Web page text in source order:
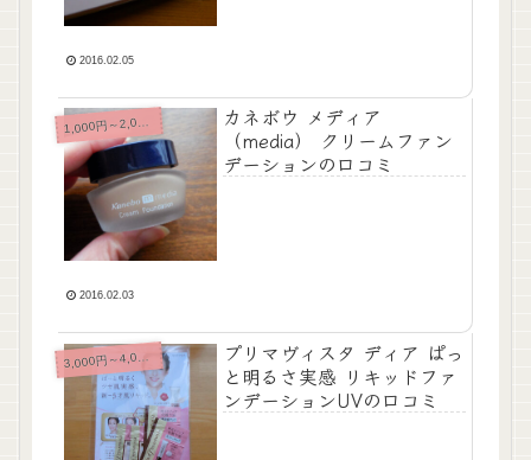
2016.02.05
1,000円～2,000円未満
カネボウ メディア
（media） クリームファン
デーションの口コミ
2016.02.03
3,000円～4,000円未満
プリマヴィスタ ディア ぱっ
と明るさ実感 リキッドファ
ンデーションUVの口コミ